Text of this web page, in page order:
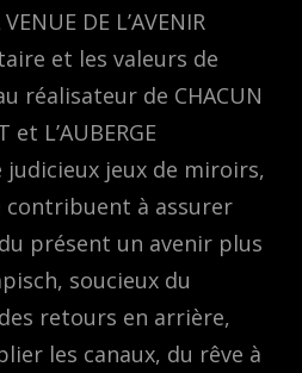
DE L’AVENIR
et les valeurs de
réalisateur de CHACUN
et L’AUBERGE
judicieux jeux de miroirs,
contribuent à assurer
présent un avenir plus
soucieux du
retours en arrière,
les canaux, du rêve à